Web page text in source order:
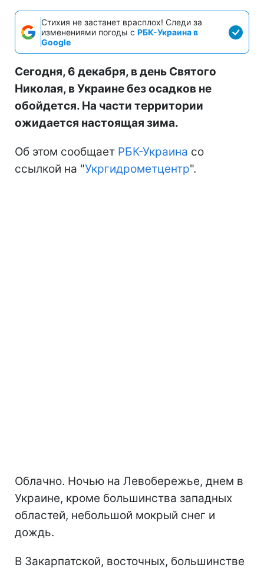
Стихия не застанет врасплох! Следи за
изменениями погоды с РБК-Украина в
Google
Сегодня, 6 декабря, в день Святого
Николая, в Украине без осадков не
обойдется. На части территории
ожидается настоящая зима.
Об этом сообщает РБК-Украина со
ссылкой на "Укргидрометцентр".
Облачно. Ночью на Левобережье, днем в
Украине, кроме большинства западных
областей, небольшой мокрый снег и
дождь.
В Закарпатской, восточных, большинстве